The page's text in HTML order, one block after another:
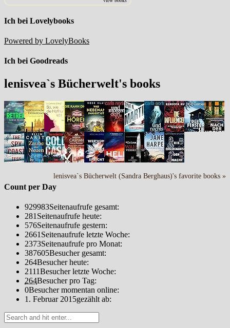
Ich bei Lovelybooks
Powered by LovelyBooks
Ich bei Goodreads
lenisvea`s Bücherwelt's books
lenisvea`s Bücherwelt (Sandra Berghaus)'s favorite books »
Count per Day
929983Seitenaufrufe gesamt:
281 Seitenaufrufe heute:
576Seitenaufrufe gestern:
2661 Seitenaufrufe letzte Woche:
2373Seitenaufrufe pro Monat:
387605Besucher gesamt:
264Besucher heute:
2111Besucher letzte Woche:
264Besucher pro Tag:
0Besucher momentan online:
1. Februar 2015gezählt ab: